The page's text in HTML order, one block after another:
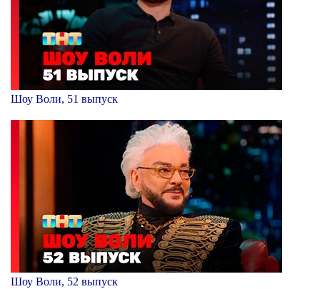
Шоу Воли, 51 выпуск
Шоу Воли, 52 выпуск